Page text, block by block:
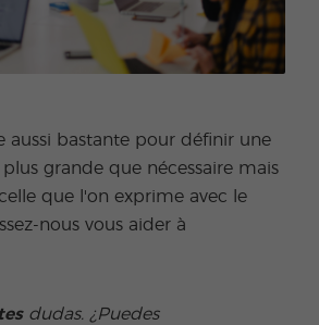
aussi bastante pour définir une
grande que nécessaire mais
que l'on exprime avec le
nous vous aider à
dudas. ¿Puedes